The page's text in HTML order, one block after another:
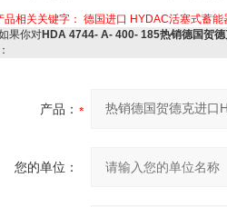
品相关关键字： 德国进口 HYDAC活塞式蓄能
你对HDA 4744- A- 400- 185热销德国贺
产品：
您的单位：